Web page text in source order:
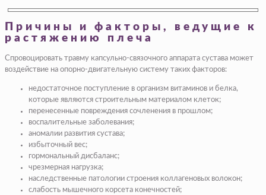
Причины и факторы, ведущие к
растяжению плеча
Спровоцировать травму капсульно-связочного аппарата сустава может
воздействие на опорно-двигательную систему таких факторов:
недостаточное поступление в организм витаминов и белка,
которые являются строительным материалом клеток;
перенесенные повреждения сочленения в прошлом;
воспалительные заболевания;
аномалии развития сустава;
избыточный вес;
гормональный дисбаланс;
чрезмерная нагрузка;
наследственные патологии строения коллагеновых волокон;
слабость мышечного корсета конечностей;